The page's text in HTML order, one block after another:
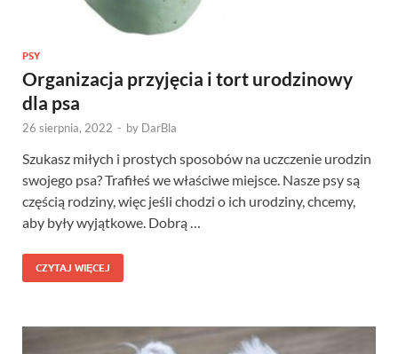
PSY
Organizacja przyjęcia i tort urodzinowy
dla psa
26 sierpnia, 2022 - by DarBla
Szukasz miłych i prostych sposobów na uczczenie urodzin
swojego psa? Trafiłeś we właściwe miejsce. Nasze psy są
częścią rodziny, więc jeśli chodzi o ich urodziny, chcemy,
aby były wyjątkowe. Dobrą …
CZYTAJ WIĘCEJ